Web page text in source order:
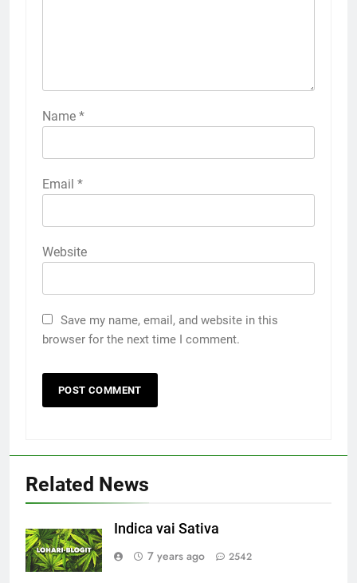
Name *
Email *
Website
Save my name, email, and website in this
browser for the next time I comment.
Related News
Indica vai Sativa
7 years ago
2542